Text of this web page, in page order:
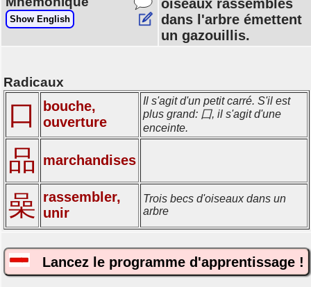
Show English
oiseaux rassemblés
dans l'arbre émettent
un gazouillis.
Radicaux
口
bouche,
ouverture
Il s'agit d'un petit carré. S'il est
plus grand: 囗, il s'agit d'une
enceinte.
品 marchandises
喿 rassembler,
unir
Trois becs d'oiseaux dans un
arbre
Lancez le programme d'apprentissage !